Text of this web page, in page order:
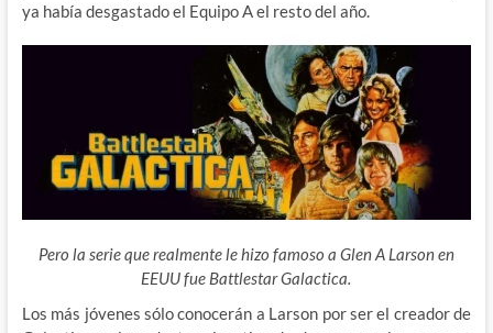
ya había desgastado el Equipo A el resto del año.
Pero la serie que realmente le hizo famoso a Glen A Larson en
EEUU fue Battlestar Galactica.
Los más jóvenes sólo conocerán a Larson por ser el creador de